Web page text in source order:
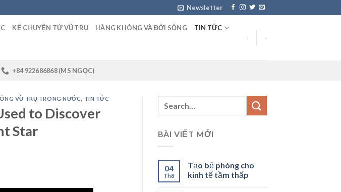
Newsletter
KỂ CHUYỆN TỪ VŨ TRỤ HÀNG KHÔNG VÀ ĐỜI SỐNG TIN TỨC
- -
+84 922686868 (MS NGỌC)
VŨ TRỤ TRONG NƯỚC TIN TỨC
to Discover
Star
BÀI VIẾT MỚI
04
Th8
Tạo bệ phóng cho
kinh tế tầm thấp